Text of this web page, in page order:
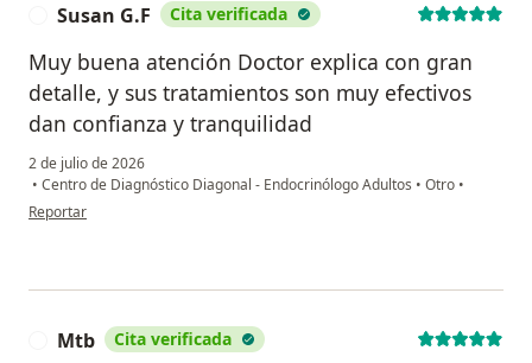
Susan G.F Cita verificada
Muy buena atención Doctor explica con gran
detalle, y sus tratamientos son muy efectivos
dan confianza y tranquilidad
2 de julio de 2026
• Centro de Diagnóstico Diagonal - Endocrinólogo Adultos • Otro •
en opinión del usuario Susan G.F
Reportar
Mtb Cita verificada